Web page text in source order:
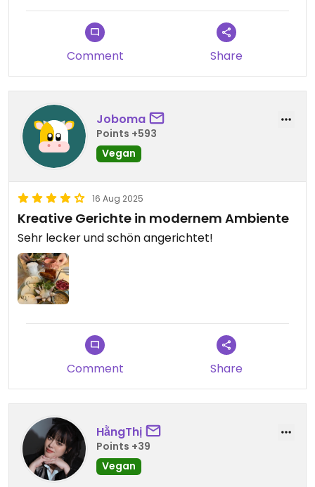
glänzen, definitiv Instagram-würdig mit trockeneis,
etc.😄auch die Bedienung war super freundlich und
zuvorkommen, eine große Empfehlung !
Comment Share
Joboma
Points +593
Vegan
16 Aug 2025
Kreative Gerichte in modernem Ambiente
Sehr lecker und schön angerichtet!
Comment Share
HằngThị
Points +39
Vegan